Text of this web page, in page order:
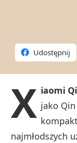
Udostępnij
X iaomi
jako
najmłodszych